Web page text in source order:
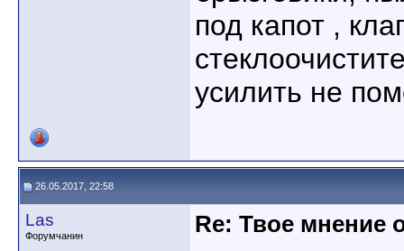
под капот ,
усилить не
26.05.2017, 22:58
Las
Форумчанин
Re: Твое мнение